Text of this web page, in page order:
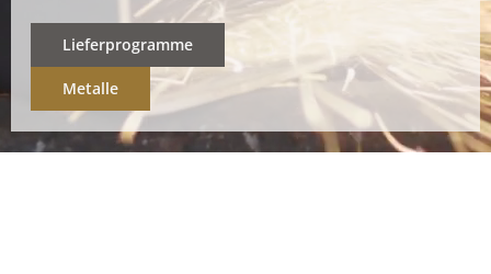
Lieferprogramme
Metalle